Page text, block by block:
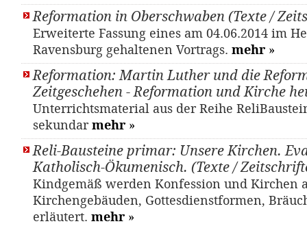
Reformation in Oberschwaben (Texte /
Erweiterte Fassung eines am 04.06.2014 im
Ravensburg gehaltenen Vortrags. mehr »
Reformation: Martin Luther und die
Zeitgeschehen - Reformation und Kirche
Unterrichtsmaterial aus der Reihe
sekundarmehr »
Reli-Bausteine primar: Unsere Kirchen.
Katholisch-Ökumenisch. (Texte /
Kindgemäß werden Konfession und Kirchen
Kirchengebäuden, Gottesdienstformen,
erläutert. mehr »